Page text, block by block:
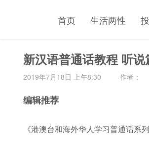
首页 生活两性
新汉语普通话教程 听说
2019年7月18日 上午8:30 作者：
编辑推荐
《港澳台和海外华人学习普通话系